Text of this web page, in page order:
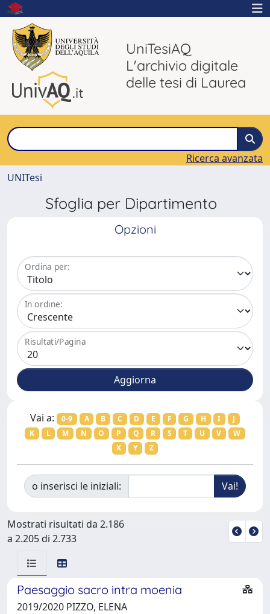
UniTesiAQ
L'archivio digitale
delle tesi di Laurea
Ricerca avanzata
UNITesi
Sfoglia per Dipartimento
Opzioni
Ordina per:
In ordine:
Risultati/Pagina
Vai a: 0-9 A B C D E F G H I
J
K
L M N O P Q R S T U V
W
X
Y Z
o inserisci le iniziali:
Mostrati risultati da 2.186
a 2.205 di 2.733
Paesaggio sacro intra moenia
2019/2020 PIZZO, ELENA